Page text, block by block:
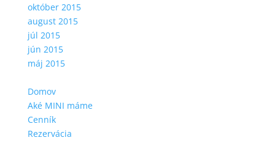
október 2015
august 2015
júl 2015
jún 2015
máj 2015
Domov
Aké MINI máme
Cenník
Rezervácia